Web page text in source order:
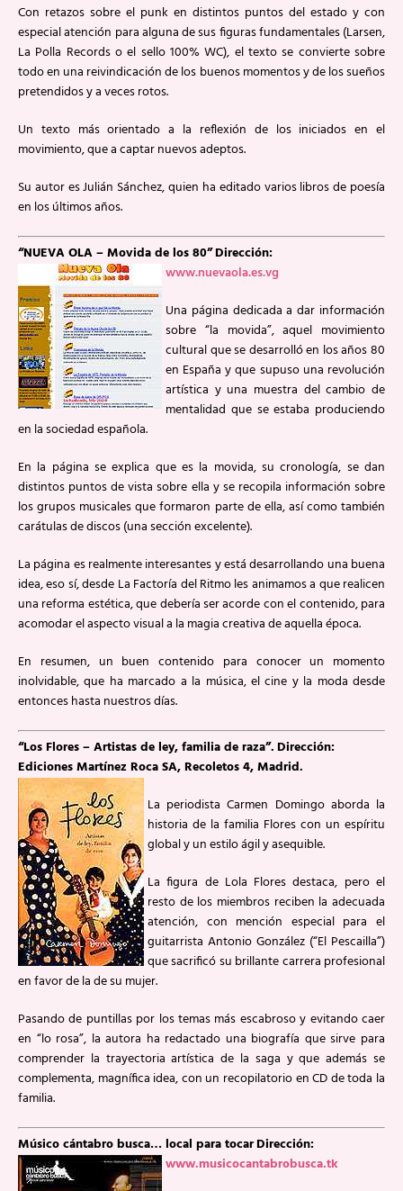
Con retazos sobre el punk en distintos puntos del estado y con
especial atención para alguna de sus figuras fundamentales (Larsen,
La Polla Records o el sello 100% WC), el texto se convierte sobre
todo en una reivindicación de los buenos momentos y de los sueños
pretendidos y a veces rotos.
Un texto más orientado a la reflexión de los iniciados en el
movimiento, que a captar nuevos adeptos.
Su autor es Julián Sánchez, quien ha editado varios libros de poesía
en los últimos años.
“NUEVA OLA – Movida de los 80”Dirección:
www.nuevaola.es.vg
Una página dedicada a dar información
sobre “la movida”, aquel movimiento
cultural que se desarrolló en los años 80
en España y que supuso una revolución
artística y una muestra del cambio de
mentalidad que se estaba produciendo
en la sociedad española.
En la página se explica que es la movida, su cronología, se dan
distintos puntos de vista sobre ella y se recopila información sobre
los grupos musicales que formaron parte de ella, así como también
carátulas de discos (una sección excelente).
La página es realmente interesantes y está desarrollando una buena
idea, eso sí, desde La Factoría del Ritmo les animamos a que realicen
una reforma estética, que debería ser acorde con el contenido, para
acomodar el aspecto visual a la magia creativa de aquella época.
En resumen, un buen contenido para conocer un momento
inolvidable, que ha marcado a la música, el cine y la moda desde
entonces hasta nuestros días.
“Los Flores – Artistas de ley, familia de raza”.Dirección:
Ediciones Martínez Roca SA, Recoletos 4, Madrid.
La periodista Carmen Domingo aborda la
historia de la familia Flores con un espíritu
global y un estilo ágil y asequible.
La figura de Lola Flores destaca, pero el
resto de los miembros reciben la adecuada
atención, con mención especial para el
guitarrista Antonio González (“El Pescailla”)
que sacrificó su brillante carrera profesional
en favor de la de su mujer.
Pasando de puntillas por los temas más escabroso y evitando caer
en “lo rosa”, la autora ha redactado una biografía que sirve para
comprender la trayectoria artística de la saga y que además se
complementa, magnífica idea, con un recopilatorio en CD de toda la
familia.
Músico cántabro busca… local para tocarDirección:
www.musicocantabrobusca.tk